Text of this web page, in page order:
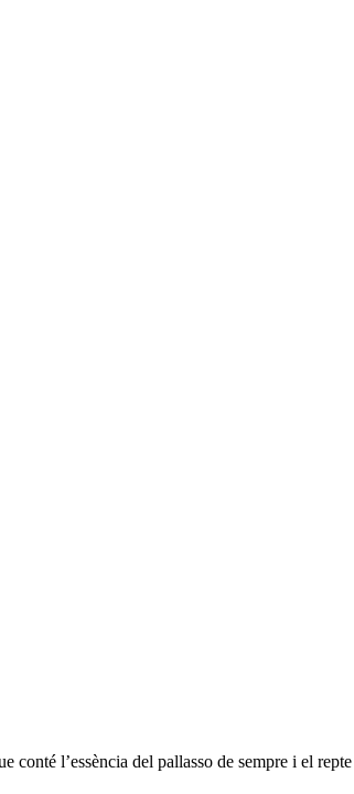
l’essència del pallasso de sempre i el